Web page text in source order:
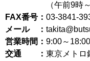
（午前9時
FAX番号： 03-3841-
メール ：
営業時間： 9:00～
交通 ： 東京メトロ